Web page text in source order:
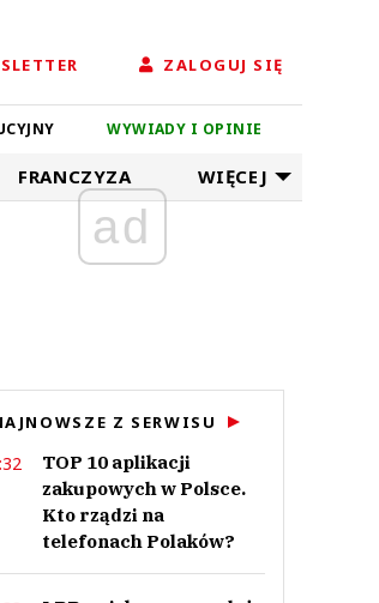
ZALOGUJ SIĘ
WYWIADY I OPINIE
FRANCZYZA WIĘCEJ
ad
Z SERWISU
TOP 10 aplikacji
zakupowych w Polsce.
Kto rządzi na
telefonach Polaków?